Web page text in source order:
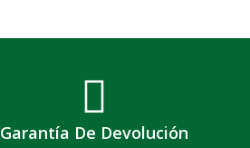
Garantía De Devolución